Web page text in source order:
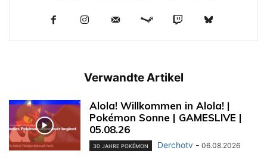
Verwandte Artikel
Alola! Willkommen in Alola! |
Pokémon Sonne | GAMESLIVE |
05.08.26
30 JAHRE POKÉMON Derchotv - 06.08.2026